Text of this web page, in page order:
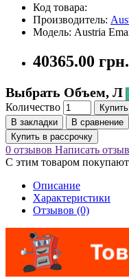
Код товара:
Производитель:
Модель: Austria
40365.00 грн.
Выбрать Объем, Л
Количество Купить
В закладки
В сравнение
Купить в рассрочку
0 отзывов Написать отзыв
С этим товаром покупают
Описание
Характеристики
Отзывов (0)